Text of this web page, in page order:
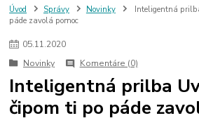
galfer
brzdové platničky Rocky Mountain
Instinct
Dyname
návleky na tretry
novela zákona
Úvod Správy Novinky
Inteligentná
páde zavolá pomoc
05.11.2020
Novinky
Komentáre (0)
Inteligentná prilba
čipom ti po páde